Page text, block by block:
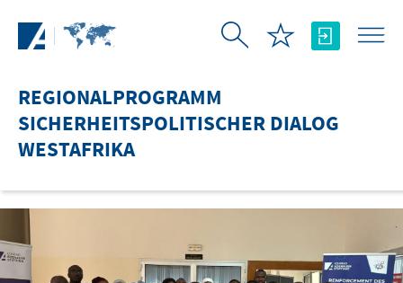
REGIONALPROGRAMM
SICHERHEITSPOLITISCHER DIALOG
WESTAFRIKA